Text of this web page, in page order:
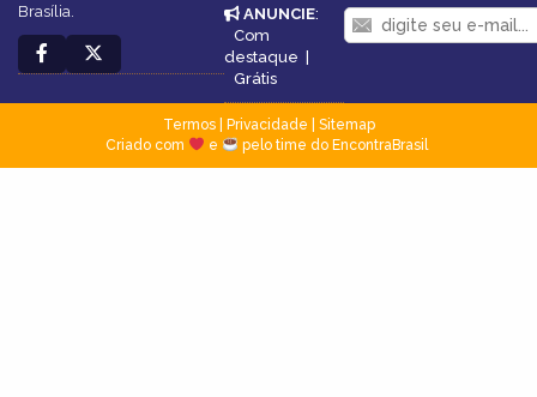
Brasília.
ANUNCIE:
Com
destaque |
Grátis
Termos| Privacidade
Sitemap
Criado com
e pelo time do EncontraBrasil